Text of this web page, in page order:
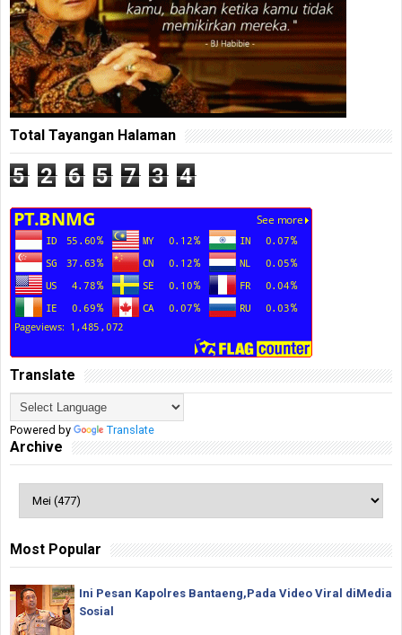
Total Tayangan Halaman
5 2 6 5 7 3 4
Translate
Powered by Translate
Archive
Most Popular
Ini Pesan Kapolres Bantaeng,Pada Video Viral diMedia
Sosial